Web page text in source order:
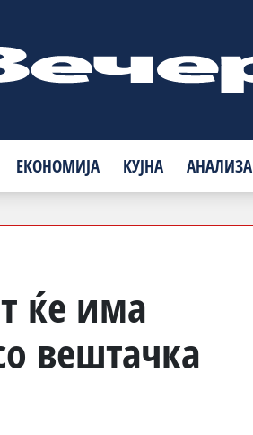
ЕКОНОМИЈА КУЈНА АНАЛИЗА
ќе има
вештачка